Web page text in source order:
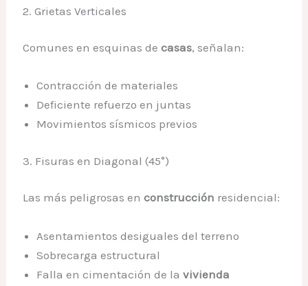
2. Grietas Verticales
Comunes en esquinas decasas, señalan:
Contracción de materiales
Deficiente refuerzo en juntas
Movimientos sísmicos previos
3. Fisuras en Diagonal (45°)
Las más peligrosas enconstrucción residencial:
Asentamientos desiguales del terreno
Sobrecarga estructural
Falla en cimentación de lavivienda